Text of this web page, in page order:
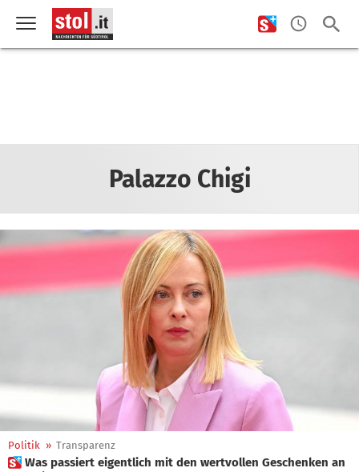
Palazzo Chigi
Politik » Transparenz
 Was passiert eigentlich mit den wertvollen Geschenken an